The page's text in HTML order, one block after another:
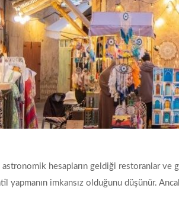
hesapların geldiği restoranlar ve
imkansız olduğunu düşünür.